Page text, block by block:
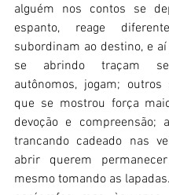
alguém nos contos se
espanto, reage
subordinam ao destino, e
se abrindo traçam
autônomos, jogam;
que se mostrou força
devoção e compreensão;
trancando cadeado nas
abrir querem
mesmo tomando as